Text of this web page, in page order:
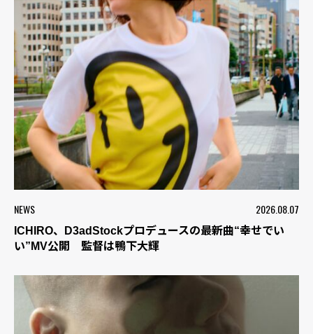
NEWS 2026.08.07
ICHIRO、D3adStockプロデュースの最新曲“幸せでい
い”MV公開 監督は鴨下大輝